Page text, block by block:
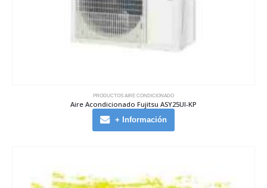
PRODUCTOS AIRE CONDICIONADO
Aire Acondicionado Fujitsu ASY25UI-KP
+ Información